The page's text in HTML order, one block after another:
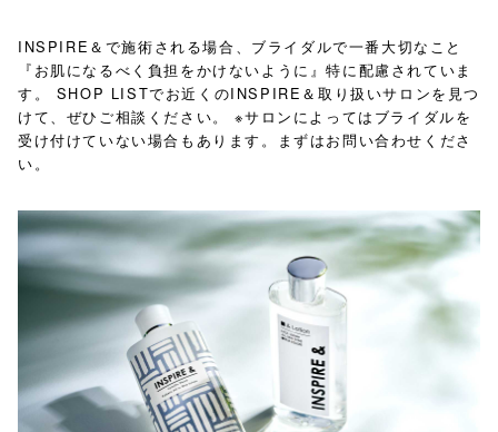
INSPIRE＆で施術される場合、ブライダルで一番大切なこと
『お肌になるべく負担をかけないように』特に配慮されていま
す。
SHOP LISTでお近くのINSPIRE＆取り扱いサロンを見つ
けて、ぜひご相談ください。
※サロンによってはブライダルを
受け付けていない場合もあります。まずはお問い合わせくださ
い。